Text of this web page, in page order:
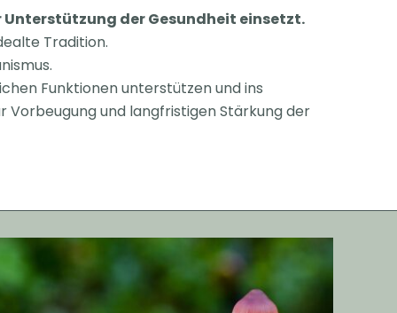
der Gesundheit einsetzt.
Tradition.
Funktionen unterstützen und ins
Vorbeugung und langfristigen Stärkung der